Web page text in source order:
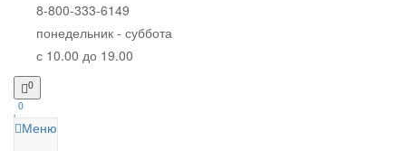
8-800-333-6149
понедельник - суббота
с 10.00 до 19.00
0
0
Меню